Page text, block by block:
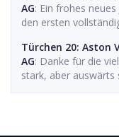
AG: Ein frohes
den ersten
Türchen 20: Aston
AG: Danke für die
stark, aber auswärts